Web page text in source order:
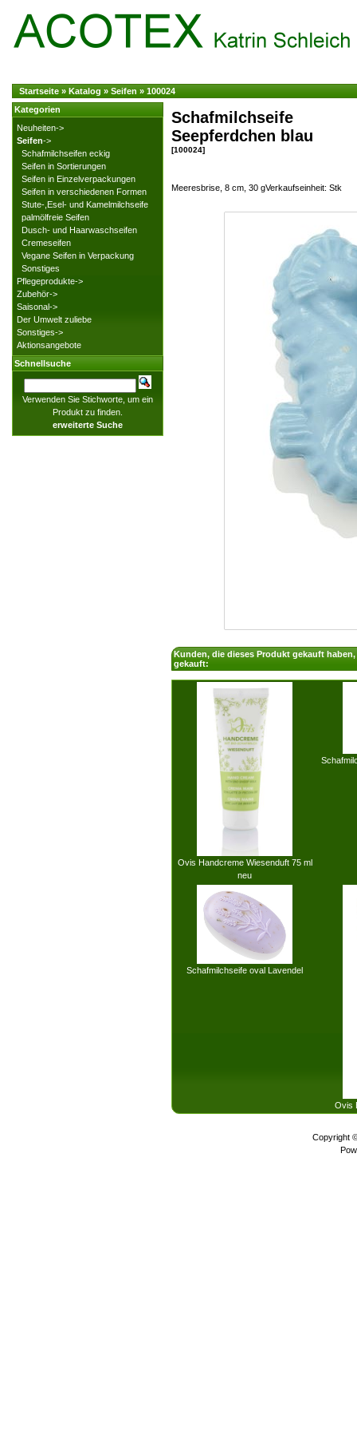
Startseite » Katalog » Seifen » 100024
Schafmilchseife
Seepferdchen blau
[100024]
Meeresbrise, 8 cm, 30 gVerkaufseinheit: Stk
Kunden, die dieses Produkt gekauft
gekauft:
Ovis Handcreme Wiesenduft 75 ml
neu
Schafmilchseife oval Lavendel
Ovis
Kategorien
Neuheiten->
Seifen->
Schafmilchseifen eckig
Seifen in Sortierungen
Seifen in Einzelverpackungen
Seifen in verschiedenen Formen
Stute-,Esel- und Kamelmilchseife
palmölfreie Seifen
Dusch- und Haarwaschseifen
Cremeseifen
Vegane Seifen in Verpackung
Sonstiges
Pflegeprodukte->
Zubehör->
Saisonal->
Der Umwelt zuliebe
Sonstiges->
Aktionsangebote
Schnellsuche
Verwenden Sie Stichworte, um ein
Produkt zu finden.
erweiterte Suche
Copyright